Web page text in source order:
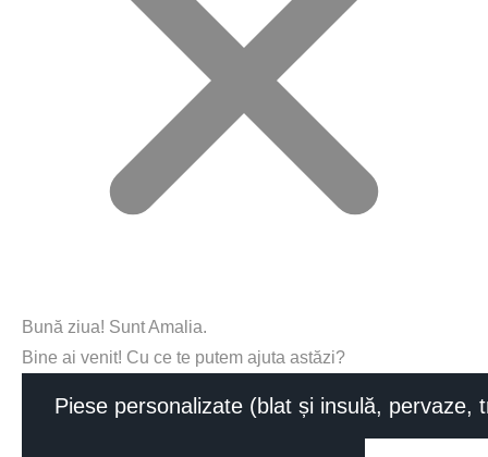
Bună ziua! Sunt Amalia.
Bine ai venit! Cu ce te putem ajuta astăzi?
Piese personalizate (blat și insulă, pervaze,